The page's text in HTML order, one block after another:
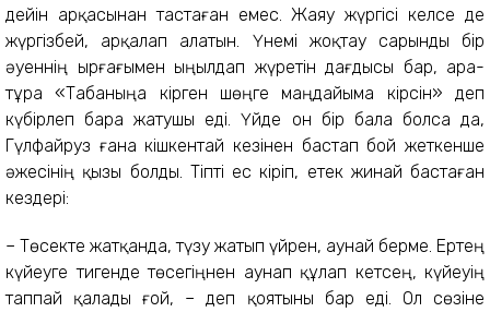
дейін арқасынан тастаған емес. Жаяу жүргісі келсе де
жүргізбей, арқалап алатын. Үнемі жоқтау сарынды бір
әуеннің ырғағымен ыңылдап жүретін дағдысы бар, ара-
тұра «Табаныңа кірген шөңге маңдайыма кірсін» деп
күбірлеп бара жатушы еді. Үйде он бір бала болса да,
Гүлфайруз ғана кішкентай кезінен бастап бой жеткенше
әжесінің қызы болды. Тіпті ес кіріп, етек жинай бастаған
кездері:
– Төсекте жатқанда, түзу жатып үйрен, аунай берме. Ертең
күйеуге тигенде төсегіңнен аунап құлап кетсең, күйеуің
таппай қалады ғой, – деп қоятыны бар еді. Ол сөзіне